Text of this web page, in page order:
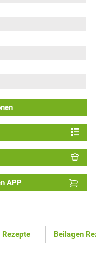
APP
Beilagen